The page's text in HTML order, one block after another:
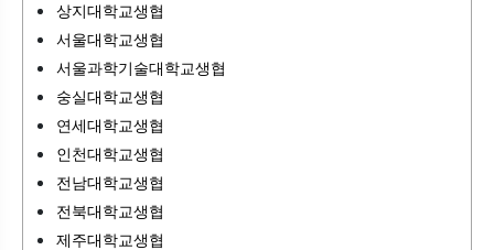
상지대학교생협
서울대학교생협
서울과학기술대학교생협
숭실대학교생협
연세대학교생협
인천대학교생협
전남대학교생협
전북대학교생협
제주대학교생협